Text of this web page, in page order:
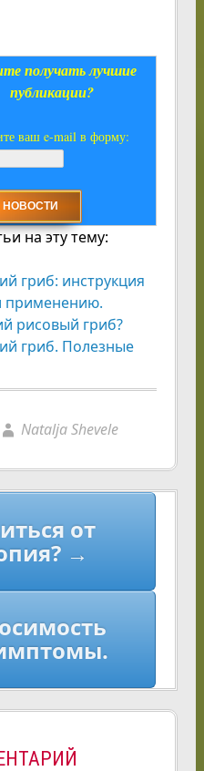
получать лучшие
публикации?
ваш e-mail в форму:
на эту тему:
гриб: инструкция
рисовый гриб?
гриб. Полезные
Natalja Shevele
от
→